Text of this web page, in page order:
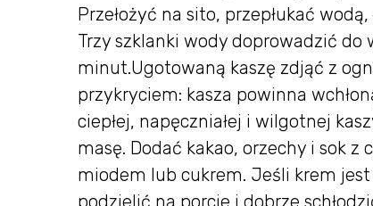
Przełożyć na sito, przepłukać
Trzy szklanki wody doprowadzić
minut.Ugotowaną kaszę zdjąć z
przykryciem: kasza powinna
ciepłej, napęczniałej i wilgotnej
masę. Dodać kakao, orzechy i sok
miodem lub cukrem. Jeśli krem
podzielić na porcje i dobrze